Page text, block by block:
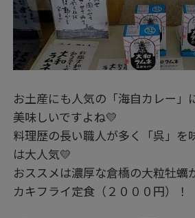
お土産にも人気の「海自カレー
美味しいですよね💛
料理歴の長い職人が多く「呉」を
は大人気💛
おススメは濃厚な倉橋の大粒牡
カキフライ定食（２０００円）！